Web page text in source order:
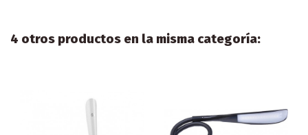
4 otros productos en la misma categoría: